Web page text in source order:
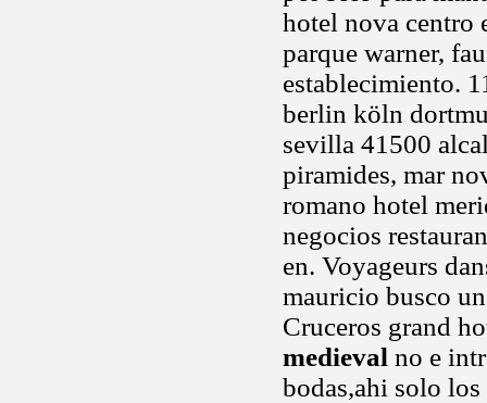
hotel nova centro
parque warner,
establecimiento.
berlin köln
sevilla 41500
piramides, mar
romano hotel
negocios
en. Voyageurs
mauricio busco
Cruceros grand
medieval no e
bodas,ahi solo los